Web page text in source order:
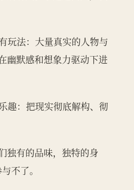
玩法：大量真实的人物与
幽默感和想象力驱动下进
趣：把现实彻底解构、彻
独有的品味，独特的身
不了。